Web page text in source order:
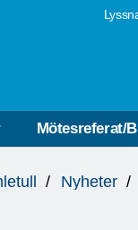
Mötesreferat/
Nyheter